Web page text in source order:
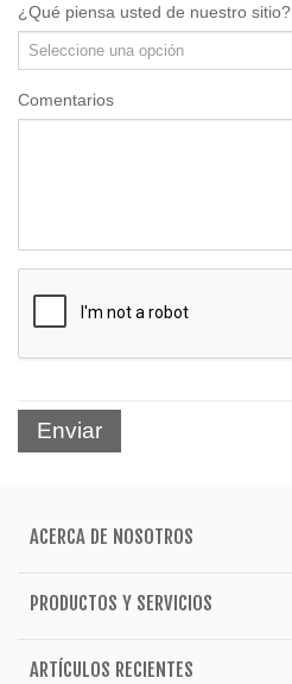
¿Qué piensa usted de nuestro sitio?
Comentarios
Enviar
ACERCA DE NOSOTROS
PRODUCTOS Y SERVICIOS
ARTÍCULOS RECIENTES